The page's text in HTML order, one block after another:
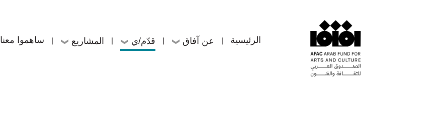
الرئيسية | عن آفاق | قدّم/ي | المشاريع | ساهموا معنا